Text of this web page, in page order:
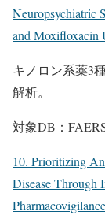
Neuropsychiatric
and Moxifloxacin
キノロン系薬3
解析。
対象DB：
10. Prioritizing
Disease Through